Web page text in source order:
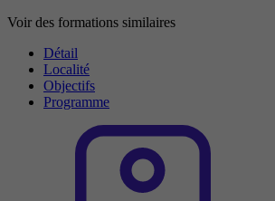
Voir des formations similaires
Détail
Localité
Objectifs
Programme